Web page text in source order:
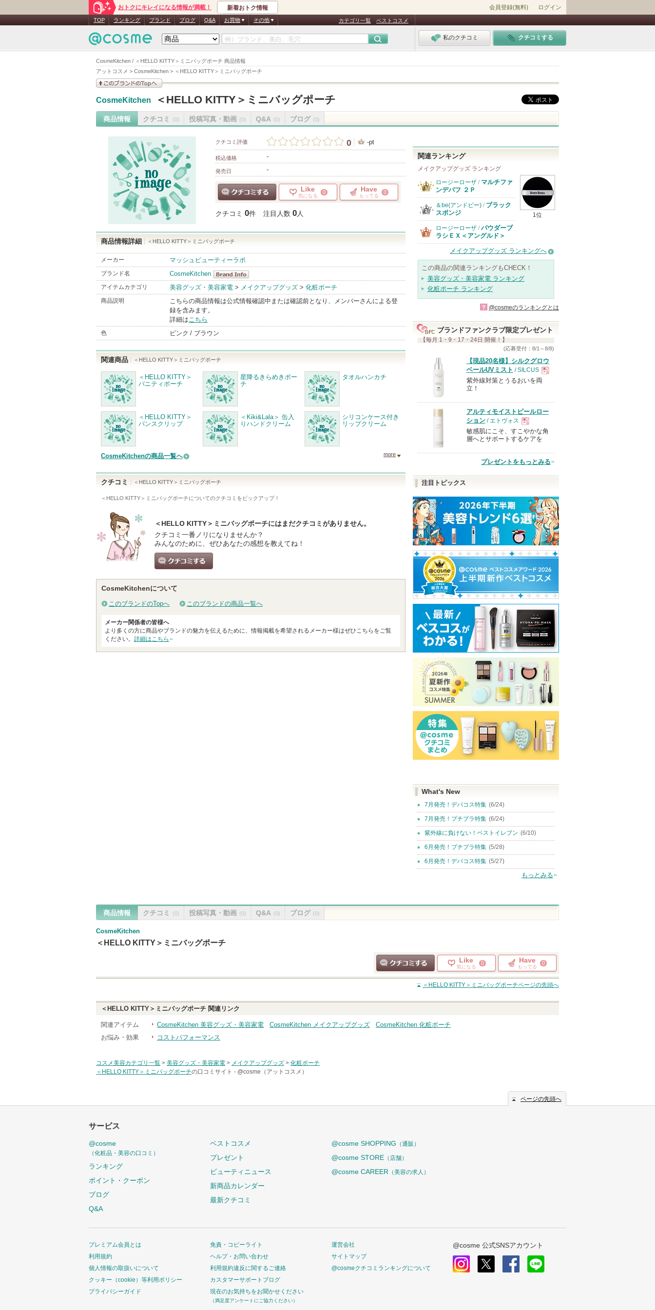
CosmeKitchen / ＜HELLO KITTY＞ミニバッグポーチ 商品情報
アットコスメ > CosmeKitchen > ＜HELLO KITTY＞ミニバッグポーチ
おトクにキレイになる情報が満載！ 新着おトク情報 会員登録(無料) ログイン
TOP ランキング ブランド ブログ Q&A お買物 その他 カテゴリ一覧 ベストコスメ
私のクチコミ クチコミする
CosmeKitchen ＜HELLO KITTY＞ミニバッグポーチ
商品情報 クチコミ (0) 投稿写真・動画 (0) Q&A (0) ブログ (0)
クチコミ評価 0 -pt
税込価格 -
発売日 -
Like
気になる
0 Have
もってる
0
クチコミ 0件 注目人数 0人
商品情報詳細 ＜HELLO KITTY＞ミニバッグポーチ
メーカー マッシュビューティーラボ
ブランド名
CosmeKitchen
CosmeKitchen
BrandInfo
アイテムカテゴリ 美容グッズ・美容家電 > メイクアップグッズ > 化粧ポーチ
商品説明
こちらの商品情報は公式情報確認中または確認前となり、メンバーさんによる登
録を含みます。
詳細はこちら
色 ピンク ブラウン
関連商品 ＜HELLO KITTY＞ミニバッグポーチ
＜HELLO KITTY＞
バニティポーチ
星降るきらめきポー
チ
タオルハンカチ
＜HELLO KITTY＞
バンスクリップ
＜Kiki&Lala＞ 缶入
りハンドクリーム
シリコンケース付き
リップクリーム
CosmeKitchenの商品一覧へ more
クチコミ ＜HELLO KITTY＞ミニバッグポーチ
＜HELLO KITTY＞ミニバッグポーチについてのクチコミをピックアップ！
＜HELLO KITTY＞ミニバッグポーチにはまだクチコミがありません。
クチコミ一番ノリになりませんか？
みんなのために、ぜひあなたの感想を教えてね！
CosmeKitchenについて
このブランドのTopへ このブランドの商品一覧へ
メーカー関係者の皆様へ
より多くの方に商品やブランドの魅力を伝えるために、情報掲載を希望されるメーカー様はぜひこちらをご覧
ください。 詳細はこちら
関連ランキング
メイクアップグッズ ランキング
1位
ロージーローザ / マルチファ
ンデパフ ２Ｐ
＆be(アンドビー) / ブラック
スポンジ
ロージーローザ / パウダーブ
ラシＥＸ＜アングルド＞
メイクアップグッズ ランキングへ
この商品の関連ランキングもCHECK！
美容グッズ・美容家電 ランキング
化粧ポーチ ランキング
? @cosmeのランキングとは
ブランドファンクラブ限定プレゼント
【毎月 1・9・17・24日 開催！】
(応募受付：8/1～8/8)
【現品20名様】シルクグロウ
ベールUVミスト / SILCUS
現
品
紫外線対策とうるおいを両
立！
アルティモイストピールロー
ション / エトヴォス
現
品
敏感肌にこそ、すこやかな角
層へとサポートするケアを
プレゼントをもっとみる
注目トピックス
What's New
7月発売！デパコス特集 (6/24)
7月発売！プチプラ特集 (6/24)
紫外線に負けない！ベストイレブン (6/10)
6月発売！プチプラ特集 (5/28)
6月発売！デパコス特集 (5/27)
もっとみる
商品情報 クチコミ (0) 投稿写真・動画 (0) Q&A (0) ブログ (0)
CosmeKitchen
＜HELLO KITTY＞ミニバッグポーチ
クチコミする
Like
気になる
0 Have
もってる
0
＜HELLO KITTY＞ミニバッグポーチページの先頭へ
＜HELLO KITTY＞ミニバッグポーチ 関連リンク
関連アイテム CosmeKitchen 美容グッズ・美容家電 CosmeKitchen メイクアップグッズ
CosmeKitchen 化粧ポーチ
お悩み・効果
コストパフォーマンス
コスメ美容カテゴリ一覧 > 美容グッズ・美容家電 > メイクアップグッズ > 化粧ポーチ
＜HELLO KITTY＞ミニバッグポーチの口コミサイト - @cosme（アットコスメ）
ページの先頭へ
サービス
@cosme
（化粧品・美容の口コミ）
ランキング
ポイント・クーポン
ブログ
Q&A
ベストコスメ
プレゼント
ビューティニュース
新商品カレンダー
最新クチコミ
@cosme SHOPPING （通販）
@cosme STORE （店舗）
@cosme CAREER （美容の求人）
プレミアム会員とは
利用規約
個人情報の取扱いについて
クッキー（cookie）等利用ポリシー
プライバシーガイド
免責・コピーライト
ヘルプ・お問い合わせ
利用規約違反に関するご連絡
カスタマーサポートブログ
現在のお気持ちをお聞かせください
（満足度アンケートにご協力ください）
運営会社
サイトマップ
@cosmeクチコミランキングについて
@cosme 公式SNSアカウント